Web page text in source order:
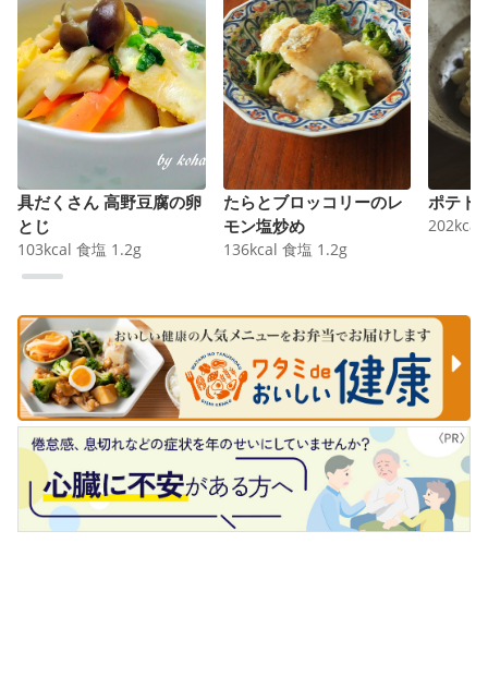
具だくさん 高野豆腐の卵
とじ
103kcal 食塩 1.2g
たらとブロッコリーのレ
モン塩炒め
136kcal 食塩 1.2g
ポテト
202kcal